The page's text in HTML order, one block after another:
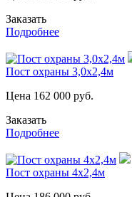
Заказать
Подробнее
Пост охраны 3,0х2,4м
Цена 162 000 руб.
Заказать
Подробнее
Пост охраны 4х2,4м